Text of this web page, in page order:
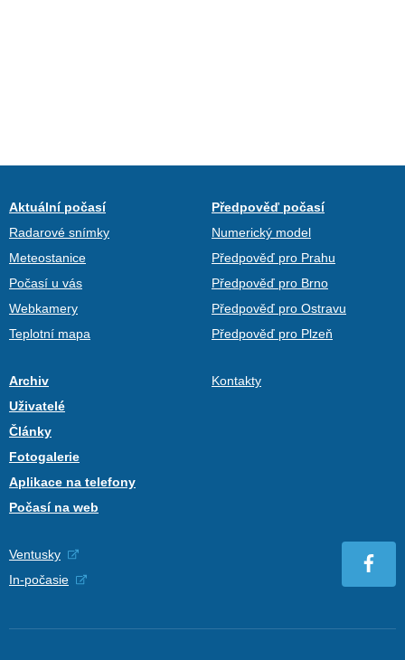
Aktuální počasí
Radarové snímky
Meteostanice
Počasí u vás
Webkamery
Teplotní mapa
Předpověď počasí
Numerický model
Předpověď pro Prahu
Předpověď pro Brno
Předpověď pro Ostravu
Předpověď pro Plzeň
Archiv
Uživatelé
Články
Fotogalerie
Aplikace na telefony
Počasí na web
Kontakty
Ventusky
In-počasie